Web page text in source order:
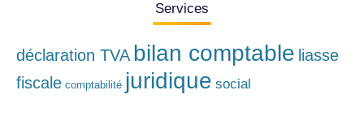
Services
déclaration TVA bilan comptable liasse
fiscale comptabilité juridique social